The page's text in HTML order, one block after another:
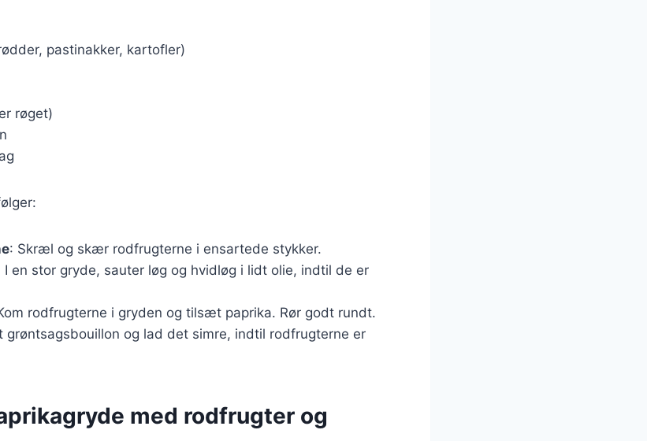
pastinakker, kartofler)
røget)
: Skræl og skær rodfrugterne i ensartede stykker.
I en stor gryde, sauter løg og hvidløg i lidt olie, indtil de er
rodfrugterne i gryden og tilsæt paprika. Rør godt rundt.
grøntsagsbouillon og lad det simre, indtil rodfrugterne er
med rodfrugter og